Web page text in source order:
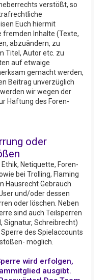
verstößt, so
Euch hiermit
fremden Inhalte (Texte,
abzuändern, zu
Titel, Autor etc. zu
auf etwaige
gemacht werden,
Beitrag unverzüglich
wir wegen der
Haftung des Foren-
oder
Netiquette, Foren-
bei Trolling, Flaming
Hausrecht Gebrauch
und/oder dessen
oder löschen. Neben
sind auch Teilsperren
Signatur, Schreibrecht)
des Spielaccounts
möglich.
wird erfolgen,
ausgibt.